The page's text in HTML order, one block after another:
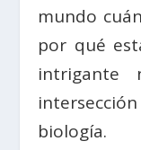
mundo
por qué
intrigante
biología.